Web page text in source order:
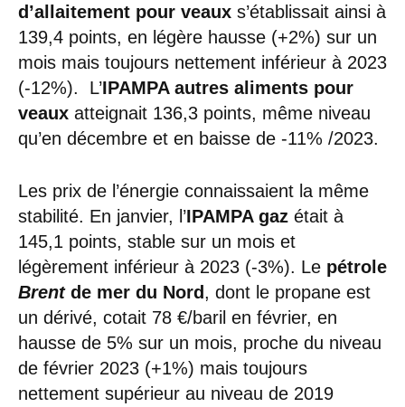
d’allaitement pour veaux s’établissait ainsi à
139,4 points, en légère hausse (+2%) sur un
mois mais toujours nettement inférieur à 2023
(-12%).
L’IPAMPA autres aliments pour
veaux atteignait 136,3 points, même niveau
qu’en décembre et en baisse de -11% /2023.
Les prix de l’énergie connaissaient la même
stabilité. En janvier, l’IPAMPA gaz était à
145,1 points, stable sur un mois et
légèrement inférieur à 2023 (-3%). Le pétrole
Brent de mer du Nord , dont le propane est
un dérivé, cotait 78 €/baril en février, en
hausse de 5% sur un mois, proche du niveau
de février 2023 (+1%) mais toujours
nettement supérieur au niveau de 2019